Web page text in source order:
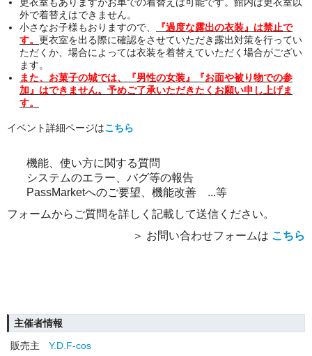
外で着替えはできません。
小さなお子様もおりますので、
『過度な露出の衣装』は禁止で
す。 更衣室を出る際に確認をさせていただき露出対策を行ってい
ただくか、場合によっては衣装を着替えていただく場合がござい
ます。
また、お菓子の城では、『男性の女装』『お面や被り物での参
加』はできません。予めご了承いただきたくお願い申し上げま
す。
イベント詳細ページはこちら
機能、使い方に関する質問
システムのエラー、バグ等の報告
PassMarketへのご要望、機能改善 ...等
フォームからご質問を詳しく記載して送信ください。
＞ お問い合わせフォームは こちら
主催者情報
販売主
Y.D.F-cos